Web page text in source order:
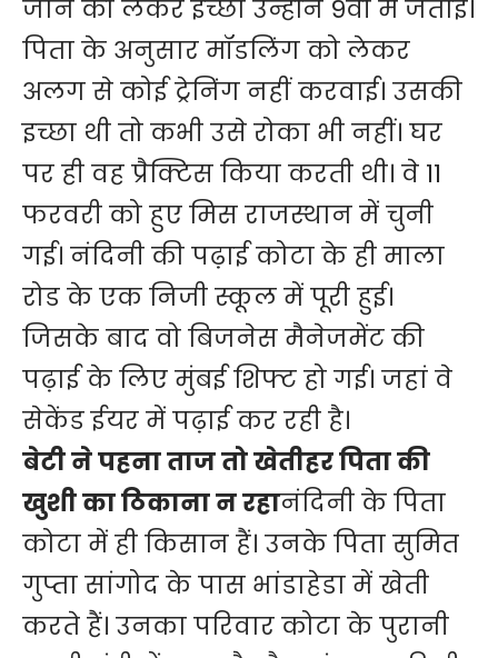
जाने को लेकर इच्छा उन्होंने 9वीं में जताई।
पिता के अनुसार मॉडलिंग को लेकर
अलग से कोई ट्रेनिंग नहीं करवाई। उसकी
इच्छा थी तो कभी उसे रोका भी नहीं। घर
पर ही वह प्रैक्टिस किया करती थी। वे 11
फरवरी को हुए मिस राजस्थान में चुनी
गई। नंदिनी की पढ़ाई कोटा के ही माला
रोड के एक निजी स्कूल में पूरी हुई।
जिसके बाद वो बिजनेस मैनेजमेंट की
पढ़ाई के लिए मुंबई शिफ्ट हो गई। जहां वे
सेकेंड ईयर में पढ़ाई कर रही है।
बेटी ने पहना ताज तो खेतीहर पिता की
खुशी का ठिकाना न रहानंदिनी के पिता
कोटा में ही किसान हैं। उनके पिता सुमित
गुप्ता सांगोद के पास भांडाहेडा में खेती
करते हैं। उनका परिवार कोटा के पुरानी